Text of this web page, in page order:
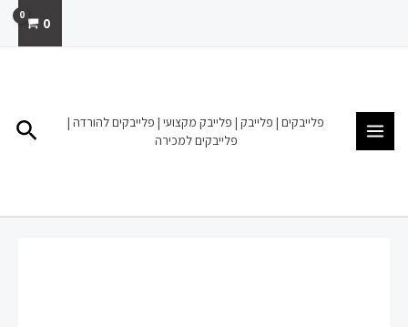
0
פלייבקים | פלייבק | פלייבק מקצועי | פלייבקים להורדה |
פלייבקים למכירה